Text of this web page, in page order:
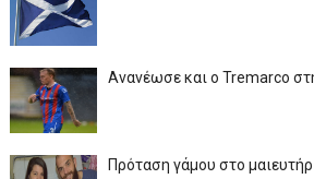
Ανανέωσε και ο Tremarco
Πρόταση γάμου στο